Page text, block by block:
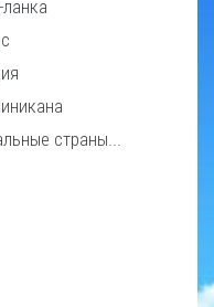
страны...